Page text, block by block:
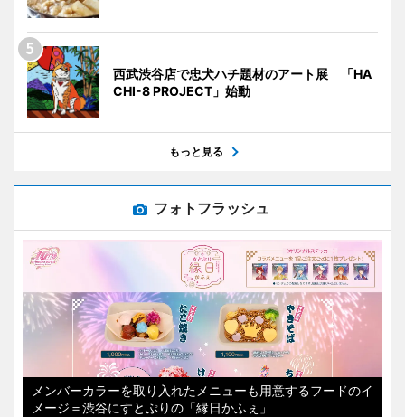
西武渋谷店で忠犬ハチ題材のアート展 「HA
CHI-8 PROJECT」始動
もっと見る
フォトフラッシュ
メンバーカラーを取り入れたメニューも用意するフードのイ
メージ＝渋谷にすとぷりの「縁日かふぇ」